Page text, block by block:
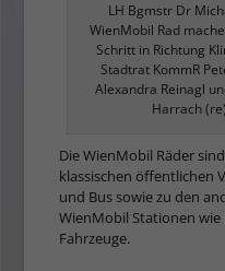
LH Bgmstr Dr
WienMobil Rad
Schritt in Richtung
Stadtrat KommR
Alexandra Reinagl
Harrach
Die WienMobil Räder
klassischen öffentlichen
und Bus sowie zu den
WienMobil Stationen wie
Fahrzeuge.